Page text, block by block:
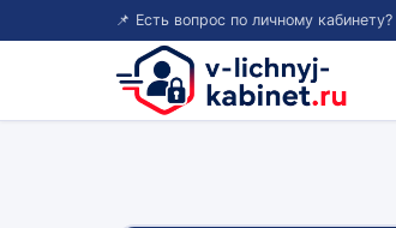
📌 Есть вопрос по личному кабинету?